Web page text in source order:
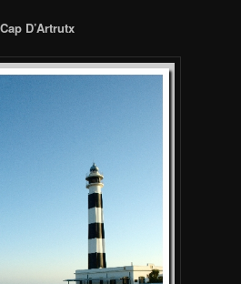
Cap D’Artrutx